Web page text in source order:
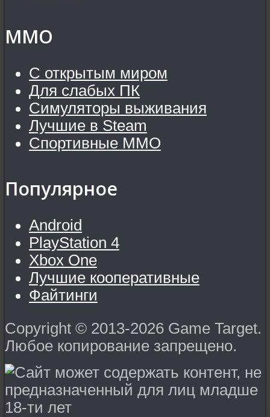
MMO
С открытым миром
Для слабых ПК
Симуляторы выживания
Лучшие в Steam
Спортивные MMO
Популярное
Android
PlayStation 4
Xbox One
Лучшие кооперативные
Файтинги
Copyright © 2013-2026 Game Target.
Любое копирование запрещено.